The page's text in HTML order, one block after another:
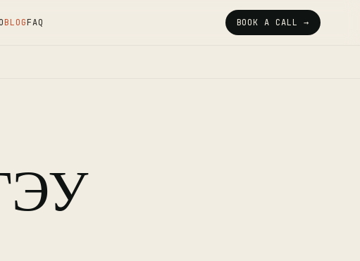
BLOGFAQ BOOK A CALL →